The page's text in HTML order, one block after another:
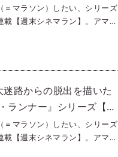
マラソン）したい、シリーズ
【週末シネマラン】。アマプ
編集部メンバーが各々おす
ウォーズの日（毎年5月4日）が
きな筆者ameが、『スター・ウ
路からの脱出を描いた
ランナー』シリーズ【週
マラソン）したい、シリーズ
【週末シネマラン】。アマプ